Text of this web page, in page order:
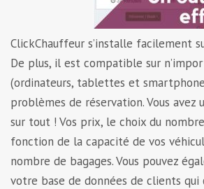
ClickChauffeur s’installe facilement
De plus, il est compatible sur
(ordinateurs, tablettes et
problèmes de réservation. Vous
sur tout ! Vos prix, le choix du
fonction de la capacité de vos
nombre de bagages. Vous pouvez
votre base de données de clients qui